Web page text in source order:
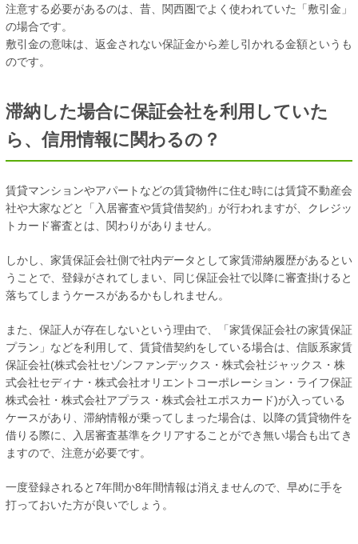
注意する必要があるのは、昔、関西圏でよく使われていた「敷引金」
の場合です。
敷引金の意味は、返金されない保証金から差し引かれる金額というも
のです。
滞納した場合に保証会社を利用していた
ら、信用情報に関わるの？
賃貸マンションやアパートなどの賃貸物件に住む時には賃貸不動産会
社や大家などと
「入居審査や賃貸借契約」 が行われますが、クレジッ
トカード審査とは、関わりがありません。
しかし、家賃保証会社側で社内データとして家賃滞納履歴があるとい
うことで、登録がされてしまい、同じ保証会社で以降に審査掛けると
落ちてしまうケースがあるかもしれません。
また、保証人が存在しないという理由で、「家賃保証会社の家賃保証
プラン」などを利用して、賃貸借契約をしている場合は、信販系家賃
保証会社(株式会社セゾンファンデックス・株式会社ジャックス・株
式会社セディナ・株式会社オリエントコーポレーション・ライフ保証
株式会社・株式会社アプラス・株式会社エポスカード)が入っている
ケースがあり、滞納情報が乗ってしまった場合は、以降の賃貸物件を
借りる際に、入居審査基準をクリアすることができ無い場合も出てき
ますので、注意が必要です。
一度登録されると7年間か8年間情報は消えませんので、早めに手を
打っておいた方が良いでしょう。